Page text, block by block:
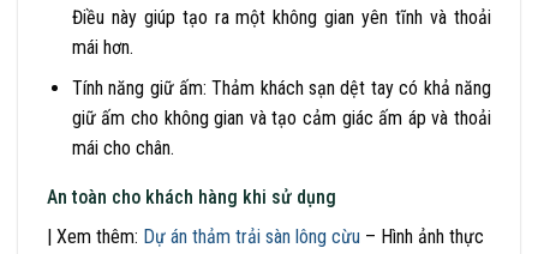
Điều này giúp tạo ra một không gian yên tĩnh và thoải
mái hơn.
Tính năng giữ ấm: Thảm khách sạn dệt tay có khả năng
giữ ấm cho không gian và tạo cảm giác ấm áp và thoải
mái cho chân.
An toàn cho khách hàng khi sử dụng
| Xem thêm: Dự án thảm trải sàn lông cừu – Hình ảnh thực